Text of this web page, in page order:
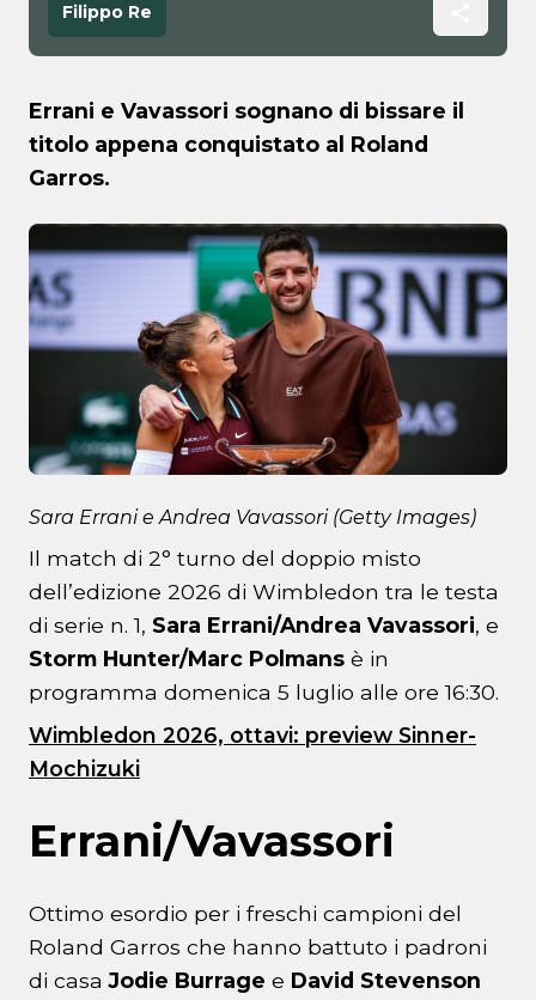
Filippo Re
Errani e Vavassori sognano di bissare il
titolo appena conquistato al Roland
Garros.
Sara Errani e Andrea Vavassori (Getty Images)
Il match di 2° turno del doppio misto
dell’edizione 2026 di Wimbledon tra le testa
di serie n. 1, Sara Errani/Andrea Vavassori, e
Storm Hunter/Marc Polmans è in
programma domenica 5 luglio alle ore 16:30.
Wimbledon 2026, ottavi: preview Sinner-
Mochizuki
Errani/Vavassori
Ottimo esordio per i freschi campioni del
Roland Garros che hanno battuto i padroni
di casaJodie Burrage e David Stevenson